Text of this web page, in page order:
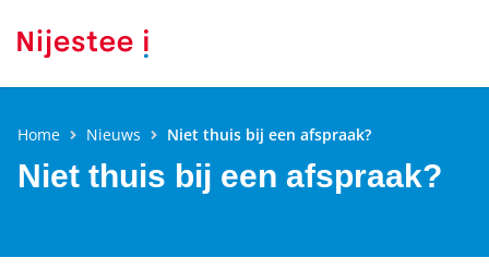
Home Nieuws Niet thuis bij een afspraak?
Niet thuis bij een afspraak?